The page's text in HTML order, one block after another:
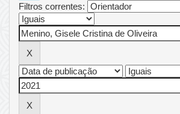
Filtros correntes: